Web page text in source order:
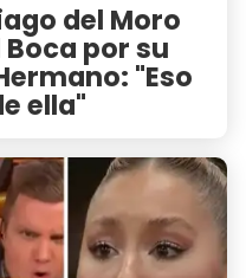
del Moro
por su
"Eso
ella"